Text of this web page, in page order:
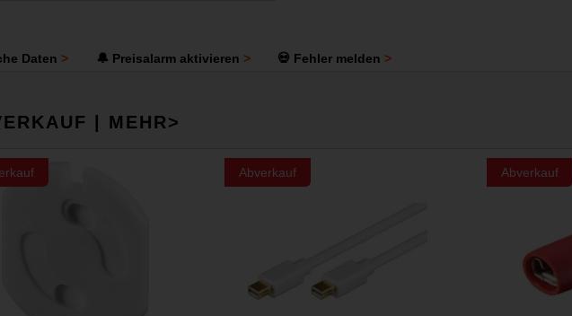
Daten 🔔 Preisalarm aktivieren 💀 Fehler melden
| MEHR>
Abverkauf Abverkauf